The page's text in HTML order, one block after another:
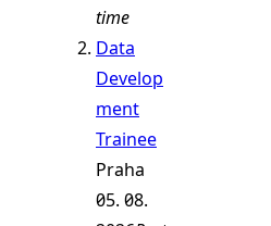
time
Data
Develop
ment
Trainee
Praha
05. 08.